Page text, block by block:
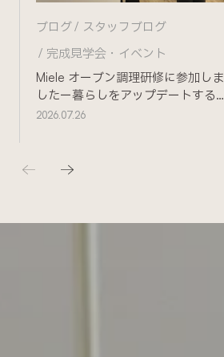
Miele オーブン調理研修に参加しま
したー暮らしをアップデートする
ためにー
ブログ
スタッフブログ
完成見学会・イベント
2026.07.26